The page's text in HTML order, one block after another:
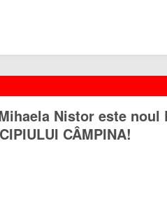
Nistor este noul
CÂMPINA!